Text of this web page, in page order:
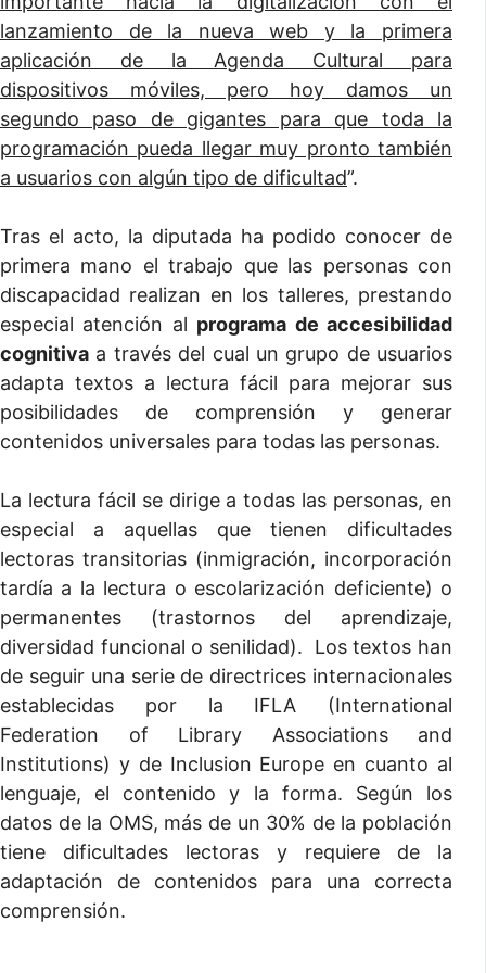
lanzamiento de la nueva web y la primera
aplicación de la Agenda Cultural para
dispositivos móviles, pero hoy damos un
segundo paso de gigantes para que toda la
programación pueda llegar muy pronto también
a usuarios con algún tipo de dificultad”.
Tras el acto, la diputada ha podido conocer de
primera mano el trabajo que las personas con
discapacidad realizan en los talleres, prestando
especial atención al programa de accesibilidad
cognitiva a través del cual un grupo de usuarios
adapta textos a lectura fácil para mejorar sus
posibilidades de comprensión y generar
contenidos universales para todas las personas.
La lectura fácil se dirige a todas las personas, en
especial a aquellas que tienen dificultades
lectoras transitorias (inmigración, incorporación
tardía a la lectura o escolarización deficiente) o
permanentes (trastornos del aprendizaje,
diversidad funcional o senilidad). Los textos han
de seguir una serie de directrices internacionales
establecidas por la IFLA (International
Federation of Library Associations and
Institutions) y de Inclusion Europe en cuanto al
lenguaje, el contenido y la forma. Según los
datos de la OMS, más de un 30% de la población
tiene dificultades lectoras y requiere de la
adaptación de contenidos para una correcta
comprensión.